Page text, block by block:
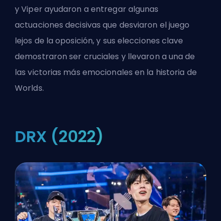
y Viper ayudaron a entregar algunas
actuaciones decisivas que desviaron el juego
lejos de la oposición, y sus elecciones clave
demostraron ser cruciales y llevaron a una de
las victorias más emocionales en la historia de
Worlds.
DRX (2022)